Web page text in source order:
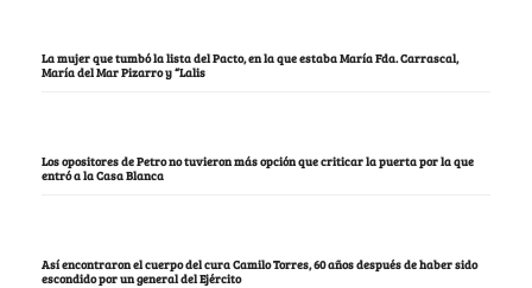
La mujer que tumbó la lista del Pacto, en la que estaba María Fda. Carrascal,
María del Mar Pizarro y “Lalis
Los opositores de Petro no tuvieron más opción que criticar la puerta por la que
entró a la Casa Blanca
Así encontraron el cuerpo del cura Camilo Torres, 60 años después de haber sido
escondido por un general del Ejército